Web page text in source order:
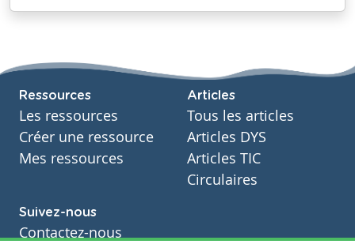
Ressources
Les ressources
Créer une ressource
Mes ressources
Articles
Tous les articles
Articles DYS
Articles TIC
Circulaires
Suivez-nous
Contactez-nous